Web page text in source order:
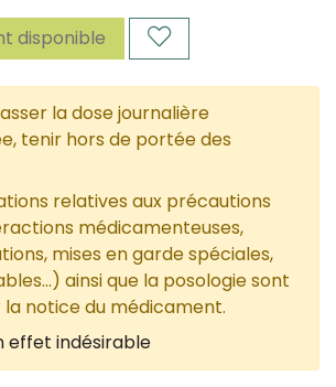
disponible
la dose journalière
tenir hors de portée des
relatives aux précautions
médicamenteuses,
mises en garde spéciales,
ainsi que la posologie sont
notice du médicament.
effet indésirable